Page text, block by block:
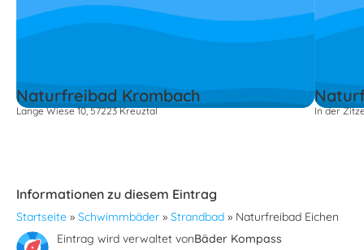
Naturfreibad Krombach
Lange Wiese 10, 57223 Kreuztal In der
Informationen zu diesem Eintrag
Startseite » Schwimmbäder » Strandbad » Naturfreibad Eichen
Eintrag wird verwaltet vonBäder Kompass